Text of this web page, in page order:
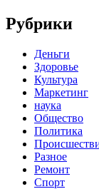
Рубрики
Деньги
Здоровье
Культура
Маркетинг
наука
Общество
Политика
Разное
Ремонт
Спорт